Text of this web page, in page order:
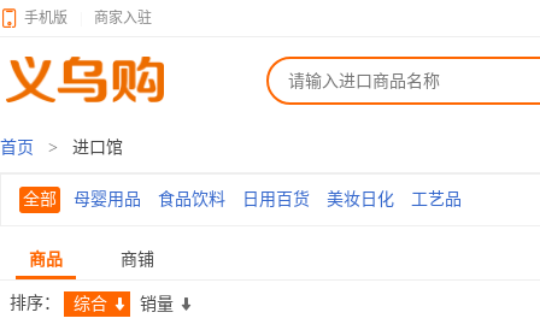
手机版 商家入驻
首页 > 进口馆
全部 母婴用品 食品饮料 日用百货 美妆日化 工艺品
商品 商铺
排序： 综合 销量